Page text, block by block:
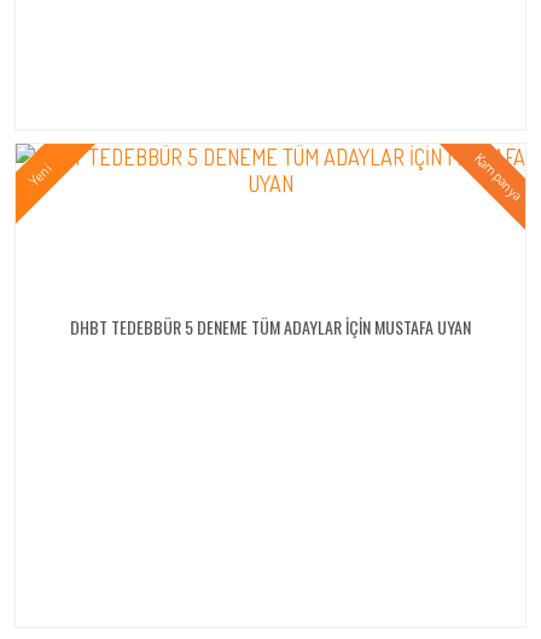
DHBT TEDEBBÜR 5 DENEME TÜM ADAYLAR İÇİN MUSTAFA UYAN